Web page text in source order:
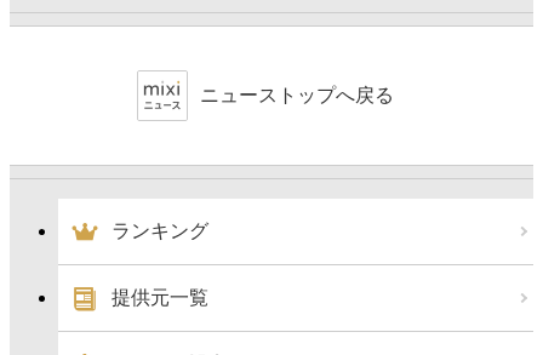
ニューストップへ戻る
ランキング
提供元一覧